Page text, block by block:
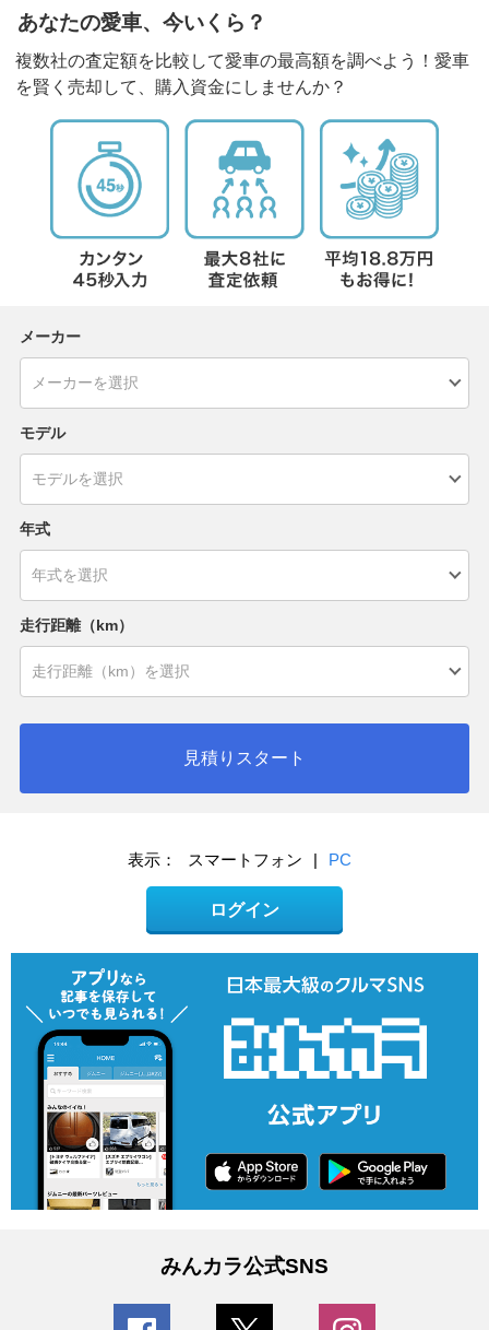
あなたの愛車、今いくら？
複数社の査定額を比較して愛車の最高額を調べよう！愛車
を賢く売却して、購入資金にしませんか？
メーカー
モデル
年式
走行距離（km）
見積りスタート
表示： スマートフォン | PC
ログイン
みんカラ公式SNS